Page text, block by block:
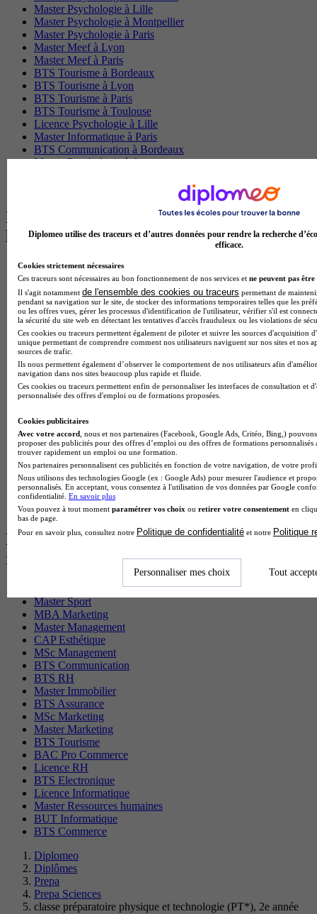
Master Psychologie à Lille
Master Psychologie à Montpellier
Master Psychologie à Paris
Master Meef à Lyon
Master Meef à Paris
BTS Tourisme à Bordeaux
BTS Tourisme à Lyon
BTS Tourisme à Paris
BTS Tourisme à Toulouse
Licence Psychologie à Lille
Master Informatique à Paris
BTS Communication à Bordeaux
Master Psychologie à Angers
Les intitulés de diplôme par alternance
les plus recherchés
BTS Esf en alternance
BTS Dietetique en alternance
BTS Mco en alternance
BTS Pi en alternance
BTS Sp3s en alternance
Master CCA en alternance
BTS Ndrc en alternance
BTS Sam en alternance
Cap Fleuriste en alternance
BTS Sio en alternance
MSc Marketing Digital en alternance
Cap Electricien en alternance
BTS Gpn en alternance
BTS Domotique en alternance
BAC Pro Agora en alternance
BTS Sta en alternance
BTS Iris en alternance
BTS Tpl en alternance
BTS Ati en alternance
Les diplômes par filière les plus
recherchés
Master Sport
MBA Marketing
Master Management
CAP Esthétique
MSc Management
BTS Communication
BTS RH
Master Immobilier
BTS Assurance
MSc Marketing
Master Marketing
BTS Tourisme
BAC Pro Commerce
Licence RH
BTS Electronique
Licence Informatique
Master Ressources humaines
BUT Informatique
BTS Commerce
Diplomeo
Diplômes
Prepa
Prepa Sciences
classe préparatoire physique et technologie (PT*), 2e année
Diplomeo utilise des traceurs et d’autres données pour rendre la recherche
efficace.
Cookies strictement nécessaires
Ces traceurs sont nécessaires au bon fonctionnement de nos services et ne peuvent pas être
Il s'agit notamment de l'ensemble des cookies ou traceurs permettant de
pendant sa navigation sur le site, de stocker des informations temporaires telles que les
ou les offres vues, gérer les processus d'identification de l'utilisateur, vérifier s'il est
la sécurité du site web en détectant les tentatives d'accès frauduleux ou les violations de
Ces cookies ou traceurs permettent également de piloter et suivre les sources d'acquisition
unique permettant de comprendre comment nos utilisateurs naviguent sur nos sites et nos
sources de trafic.
Ils nous permettent également d’observer le comportement de nos utilisateurs afin
navigation dans nos sites beaucoup plus rapide et fluide.
Ces cookies ou traceurs permettent enfin de personnaliser les interfaces de consultation et
personnalisée des offres d'emploi ou de formations proposées.
Cookies publicitaires
Avec votre accord , nous et nos partenaires (Facebook, Google Ads, Critéo, Bing,)
proposer des publicités pour des offres d’emploi ou des offres de formations
trouver rapidement un emploi ou une formation.
Nos partenaires personnalisent ces publicités en fonction de votre navigation, de votre
Nous utilisons des technologies Google (ex : Google Ads) pour mesurer l'audience et
personnalisés. En acceptant, vous consentez à l'utilisation de vos données par Google
confidentialité. En savoir plus
Vous pouvez à tout moment paramétrer vos choix ou retirer votre consentement en
bas de page.
Pour en savoir plus, consultez notre Politique de confidentialité et notre Politique
Personnaliser mes choix Tout